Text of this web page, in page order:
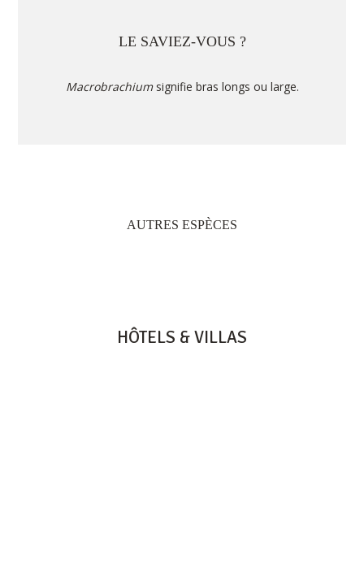
LE SAVIEZ-VOUS ?
Macrobrachiumsignifie bras longs ou large.
AUTRES ESPÈCES
HÔTELS & VILLAS